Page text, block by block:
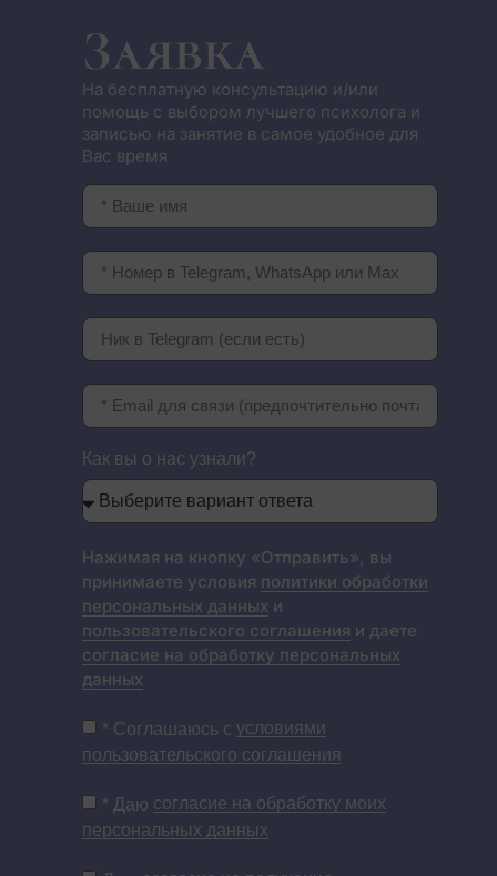
Заявка
На бесплатную консультацию и/или
помощь с выбором лучшего психолога и
записью на занятие в самое удобное для
Вас время
Как вы о нас узнали?
Нажимая на кнопку «Отправить», вы
принимаете условия политики обработки
персональных данных и
пользовательского соглашения и даете
согласие на обработку персональных
данных
* Соглашаюсь сусловиями
пользовательского соглашения
* Даю согласие на обработку моих
персональных данных